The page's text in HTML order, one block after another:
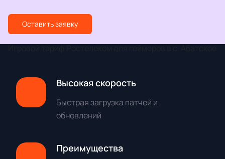
Оставить заявку
Высокая скорость
Быстрая загрузка патчей и
обновлений
Преимущества